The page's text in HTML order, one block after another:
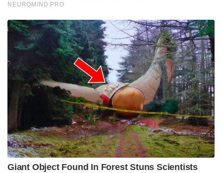
NEUROMIND PRO
Giant Object Found In Forest Stuns Scientists